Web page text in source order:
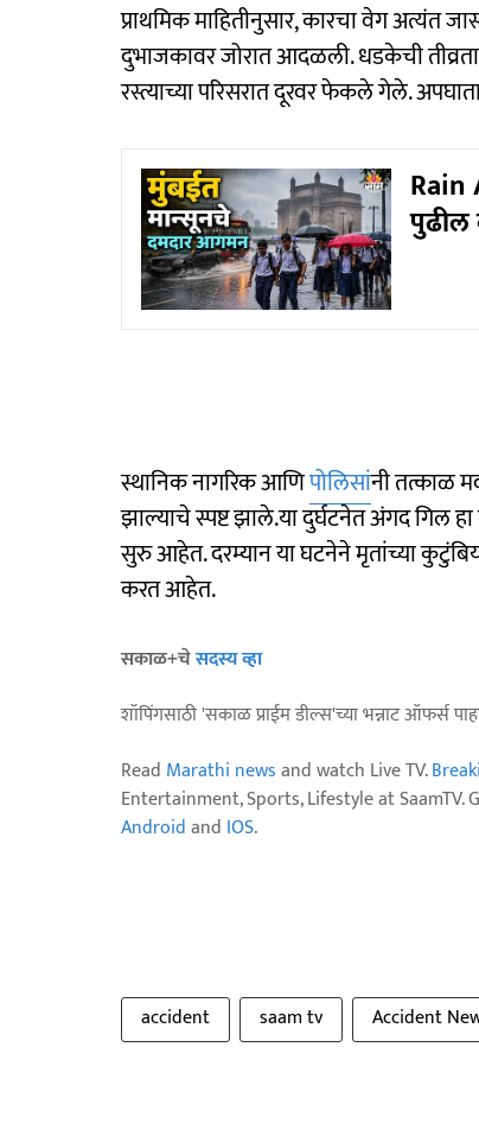
प्राथमिक माहितीनुसार, कारचा वेग अत्यंत
दुभाजकावर जोरात आदळली. धडकेची
रस्त्याच्या परिसरात दूरवर फेकले गेले.
Rain
पुढील
स्थानिक नागरिक आणिपोलिसांनी तत्काळ
झाल्याचे स्पष्ट झाले.या दुर्घटनेत अंगद गिल
सुरु आहेत. दरम्यान या घटनेने मृतांच्या
करत आहेत.
सकाळ+चेसदस्य व्हा
शॉपिंगसाठी 'सकाळ प्राईम डील्स'च्या भन्नाट ऑफर्स
Read Marathi newsand watch Live TV.
Entertainment, Sports, Lifestyle at SaamTV.
Androidand IOS.
accident saam tv Accident